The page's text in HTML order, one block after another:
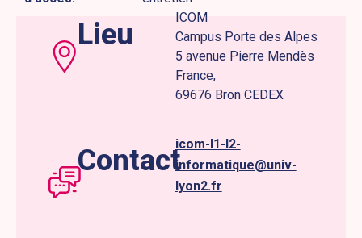
Lieu
ICOM
Campus Porte des Alpes
5 avenue Pierre Mendès
France,
69676 Bron CEDEX
Contacticom-l1-l2-
informatique@univ-
lyon2.fr